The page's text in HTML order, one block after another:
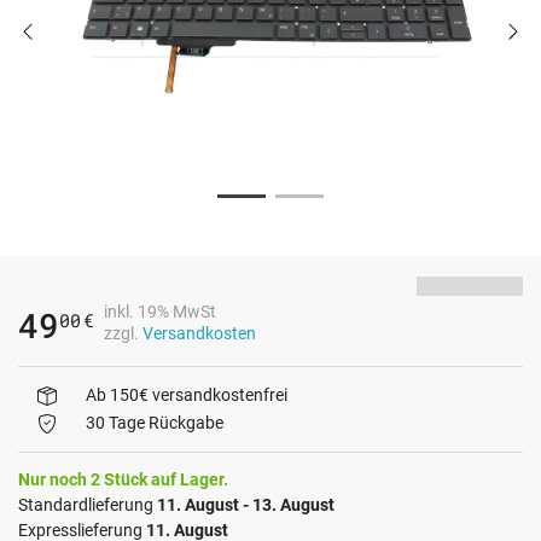
4900 €
inkl. 19% MwSt
zzgl. Versandkosten
Ab 150€ versandkostenfrei
30 Tage Rückgabe
Nur noch 2 Stück auf Lager.
Standardlieferung 11. August - 13. August
Expresslieferung 11. August